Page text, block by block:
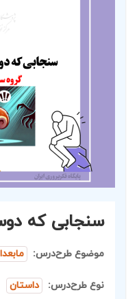
سنجابی که
موضوع طرح‌درس:
نوع طرح‌درس: داستان